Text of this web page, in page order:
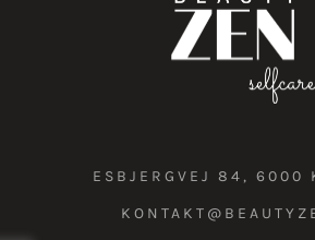
ESBJERGVEJ 84, 6000